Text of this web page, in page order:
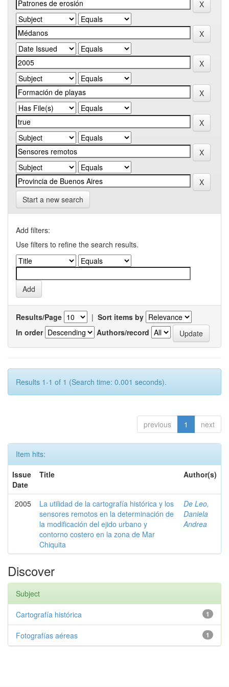
Start a new search
Add filters:
Use filters to refine the search results.
Results/Page | Sort items by
In order
Authors/record
Results 1-1 of 1 (Search time: 0.001 seconds).
previous 1 next
Item hits:
Issue
Date
Title Author(s)
2005
La utilidad de la cartografía histórica y los
sensores remotos en la determinación de
la modificación del ejido urbano y
contorno costero en la zona de Mar
Chiquita
De Leo,
Daniela
Andrea
Discover
Subject
1
Cartografía histórica
1
Fotografías aéreas